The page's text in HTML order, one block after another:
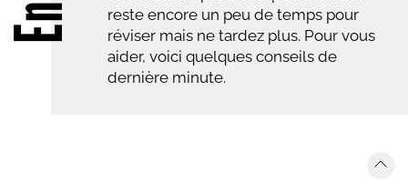
reste encore un peu de temps pour
réviser mais ne tardez plus. Pour vous
aider, voici quelques conseils de
dernière minute.